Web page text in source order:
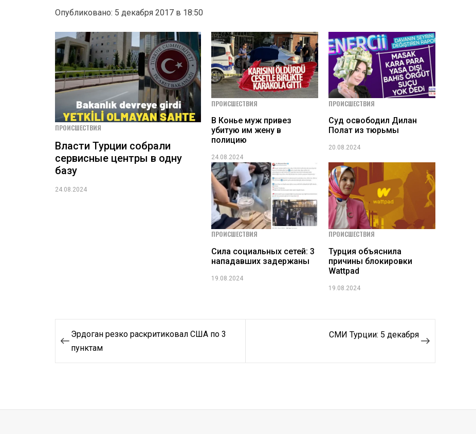
Опубликовано: 5 декабря 2017 в 18:50
ПРОИСШЕСТВИЯ
Власти Турции собрали
сервисные центры в одну
базу
24.08.2024
ПРОИСШЕСТВИЯ
В Конье муж привез
убитую им жену в
полицию
24.08.2024
ПРОИСШЕСТВИЯ
Суд освободил Дилан
Полат из тюрьмы
20.08.2024
ПРОИСШЕСТВИЯ
Сила социальных сетей: 3
нападавших задержаны
19.08.2024
ПРОИСШЕСТВИЯ
Турция объяснила
причины блокировки
Wattpad
19.08.2024
Навигация
Эрдоган резко раскритиковал США по 3
пунктам
СМИ Турции: 5 декабря